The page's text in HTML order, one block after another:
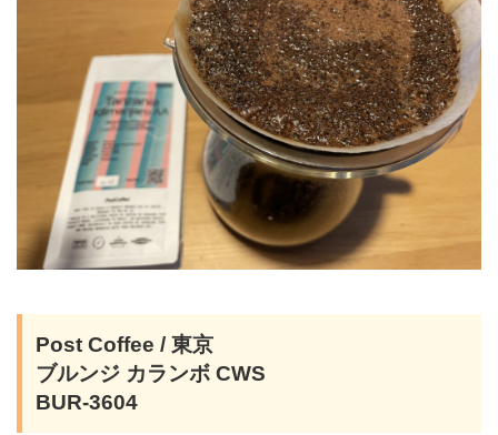
Post Coffee / 東京
ブルンジ カランボ CWS
BUR-3604